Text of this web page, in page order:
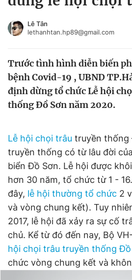
Chào ngày mới Tin
Tin thị trường Tin
Video
Tiện ích Bạn
Thông tin tòa soạn Liên
Đọc Thanh Niên trên điện thoại
Tin đã xem
Lê Tân
lethanhtan.hp89@gmail.com
Trước tình hình diễn biến
bệnh Covid-19 , UBND
định dừng tổ chức Lễ hội
thống Đồ Sơn năm 2020.
Lễ hội chọi trâu truyền thống
truyền thống có từ lâu đời
biển Đồ Sơn. Lễ hội được
hơn 30 năm, tổ chức từ 1 -
đây, lễ hội thường tổ chức 2
và vòng chung kết). Tuy
2017, lễ hội đã xảy ra sự cố
chủ. Kể từ đó đến nay, Bộ
hội chọi trâu truyền thống Đồ
chức vòng chung kết và